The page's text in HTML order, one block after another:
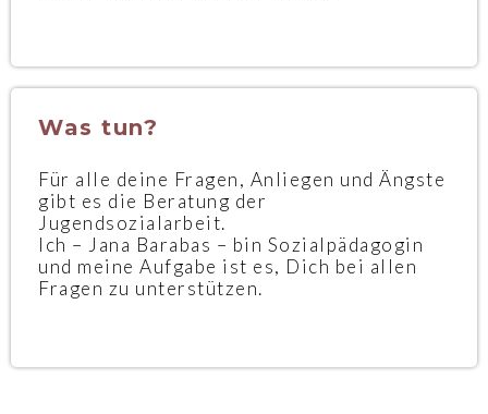
Was tun?
Für alle deine Fragen, Anliegen und Ängste
gibt es die Beratung der
Jugendsozialarbeit.
Ich – Jana Barabas – bin Sozialpädagogin
und meine Aufgabe ist es, Dich bei allen
Fragen zu unterstützen.